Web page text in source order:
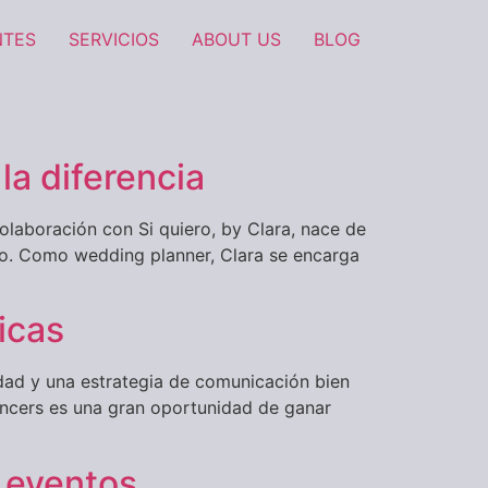
SERVICIOS ABOUT US BLOG
diferencia
con Si quiero, by Clara, nace de
Como wedding planner, Clara se encarga
y una estrategia de comunicación bien
es una gran oportunidad de ganar